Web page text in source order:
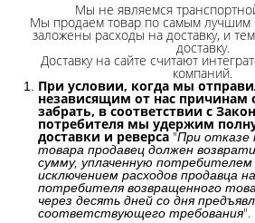
Мы не являемся
Мы продаем товар по самым лучшим
заложены расходы на доставку, и
доставку.
Доставку на сайте считают
компаний.
При условии, когда мы
независящим от нас причинам
забрать, в соответствии с
потребителя мы удержим
доставки и реверса "При отказе
товара продавец должен
сумму, уплаченную потребителем
исключением расходов продавца
потребителя возвращенного
через десять дней со дня
соответствующего требования".